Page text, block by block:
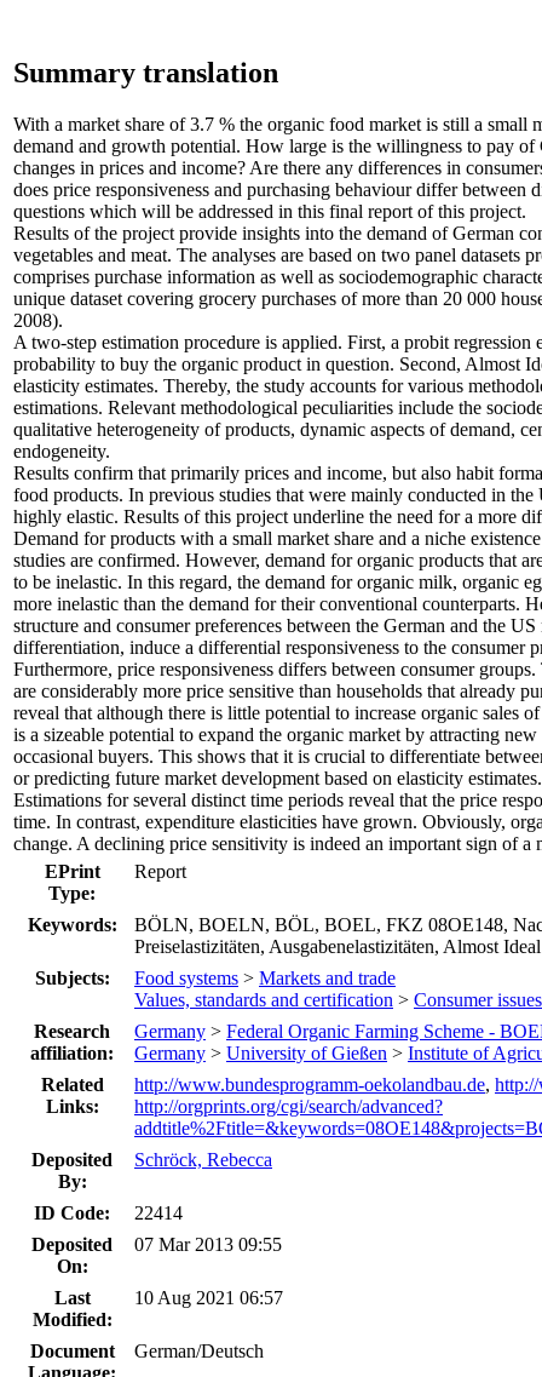
Summary translation
With a market share of 3.7 % the organic food market is still a small
demand and growth potential. How large is the willingness to pay
changes in prices and income? Are there any differences in
does price responsiveness and purchasing behaviour differ between
questions which will be addressed in this final report of this project.
Results of the project provide insights into the demand of German
vegetables and meat. The analyses are based on two panel datasets
comprises purchase information as well as sociodemographic
unique dataset covering grocery purchases of more than 20 000
2008).
A two-step estimation procedure is applied. First, a probit
probability to buy the organic product in question. Second, Almost
elasticity estimates. Thereby, the study accounts for various
estimations. Relevant methodological peculiarities include the
qualitative heterogeneity of products, dynamic aspects of demand,
endogeneity.
Results confirm that primarily prices and income, but also habit
food products. In previous studies that were mainly conducted in
highly elastic. Results of this project underline the need for a more
Demand for products with a small market share and a niche
studies are confirmed. However, demand for organic products that
to be inelastic. In this regard, the demand for organic milk, organic
more inelastic than the demand for their conventional counterparts.
structure and consumer preferences between the German and the
differentiation, induce a differential responsiveness to the consumer
Furthermore, price responsiveness differs between consumer
are considerably more price sensitive than households that already
reveal that although there is little potential to increase organic sales
is a sizeable potential to expand the organic market by attracting
occasional buyers. This shows that it is crucial to differentiate
or predicting future market development based on elasticity estimates.
Estimations for several distinct time periods reveal that the price
time. In contrast, expenditure elasticities have grown. Obviously,
change. A declining price sensitivity is indeed an important sign of a
EPrint
Type:
Report
Keywords:
BÖLN, BOELN, BÖL, BOEL, FKZ 08OE148,
Preiselastizitäten, Ausgabenelastizitäten, Almost
Subjects:
Food systems > Markets and trade
Values, standards and certification > Consumer issues
Research
affiliation:
Germany > Federal Organic Farming Scheme -
Germany > University of Gießen > Institute of
Related
Links:
http://www.bundesprogramm-oekolandbau.de,
http://orgprints.org/cgi/search/advanced?
Deposited
By:
Schröck, Rebecca
ID Code:
22414
Deposited
On:
07 Mar 2013 09:55
Last
Modified:
10 Aug 2021 06:57
Document
Language:
German/Deutsch